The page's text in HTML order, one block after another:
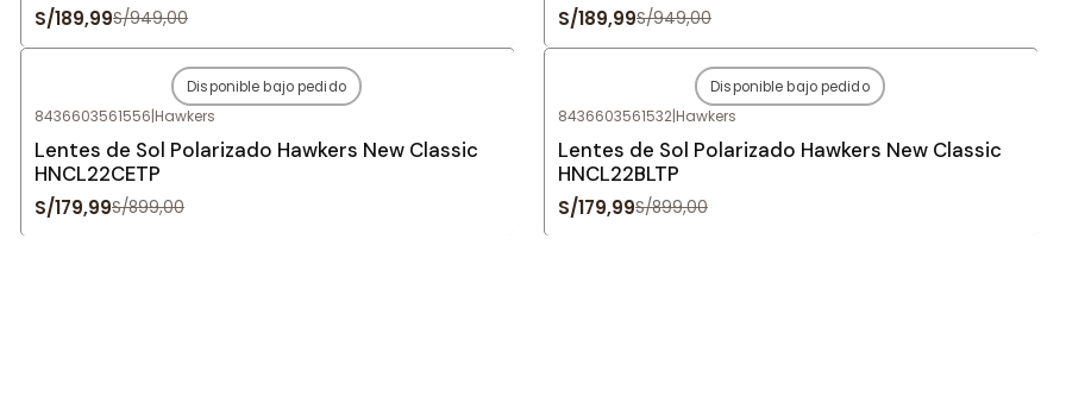
S/189,99S/949,00 S/189,99S/949,00
Agotado
Disponible bajo pedido
8436603561556|Hawkers
Lentes de Sol Polarizado Hawkers New Classic
HNCL22CETP
S/179,99S/899,00
Agotado
Disponible bajo pedido
8436603561532|Hawkers
Lentes de Sol Polarizado Hawkers New Classic
HNCL22BLTP
S/179,99S/899,00